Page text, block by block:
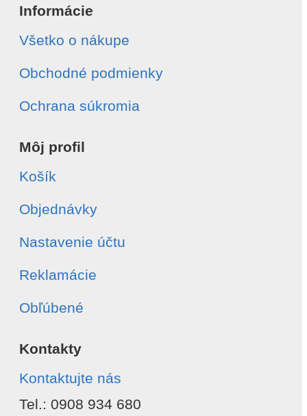
Informácie
Všetko o nákupe
Obchodné podmienky
Ochrana súkromia
Môj profil
Košík
Objednávky
Nastavenie účtu
Reklamácie
Obľúbené
Kontakty
Kontaktujte nás
Tel.: 0908 934 680